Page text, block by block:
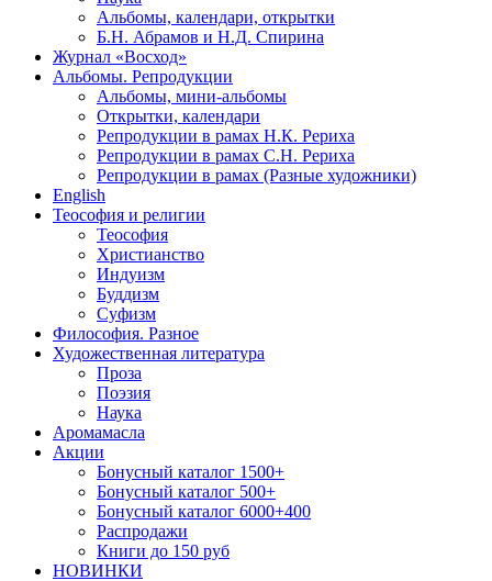
Альбомы, календари, открытки
Б.Н. Абрамов и Н.Д. Спирина
Журнал «Восход»
Альбомы. Репродукции
Альбомы, мини-альбомы
Открытки, календари
Репродукции в рамах Н.К. Рериха
Репродукции в рамах С.Н. Рериха
Репродукции в рамах (Разные художники)
English
Теософия и религии
Теософия
Христианство
Индуизм
Буддизм
Суфизм
Философия. Разное
Художественная литература
Проза
Поэзия
Наука
Аромамасла
Акции
Бонусный каталог 1500+
Бонусный каталог 500+
Бонусный каталог 6000+400
Распродажи
Книги до 150 руб
НОВИНКИ